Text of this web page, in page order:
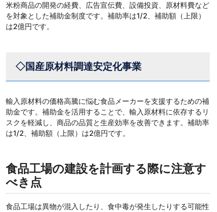
米粉商品の開発の経費、広告宣伝費、設備投資、原材料費など
を対象とした補助金制度です。補助率は1/2、補助額（上限）
は2億円です。
◇国産原材料調達安定化事業
輸入原材料の価格高騰に悩む食品メーカーを支援するための補
助金です。補助金を活用することで、輸入原材料に依存するリ
スクを軽減し、商品の品質と生産効率を改善できます。補助率
は1/2、補助額（上限）は2億円です。
食品工場の建設を計画する際に注意す
べき点
食品工場は異物が混入したり、食中毒が発生したりする可能性